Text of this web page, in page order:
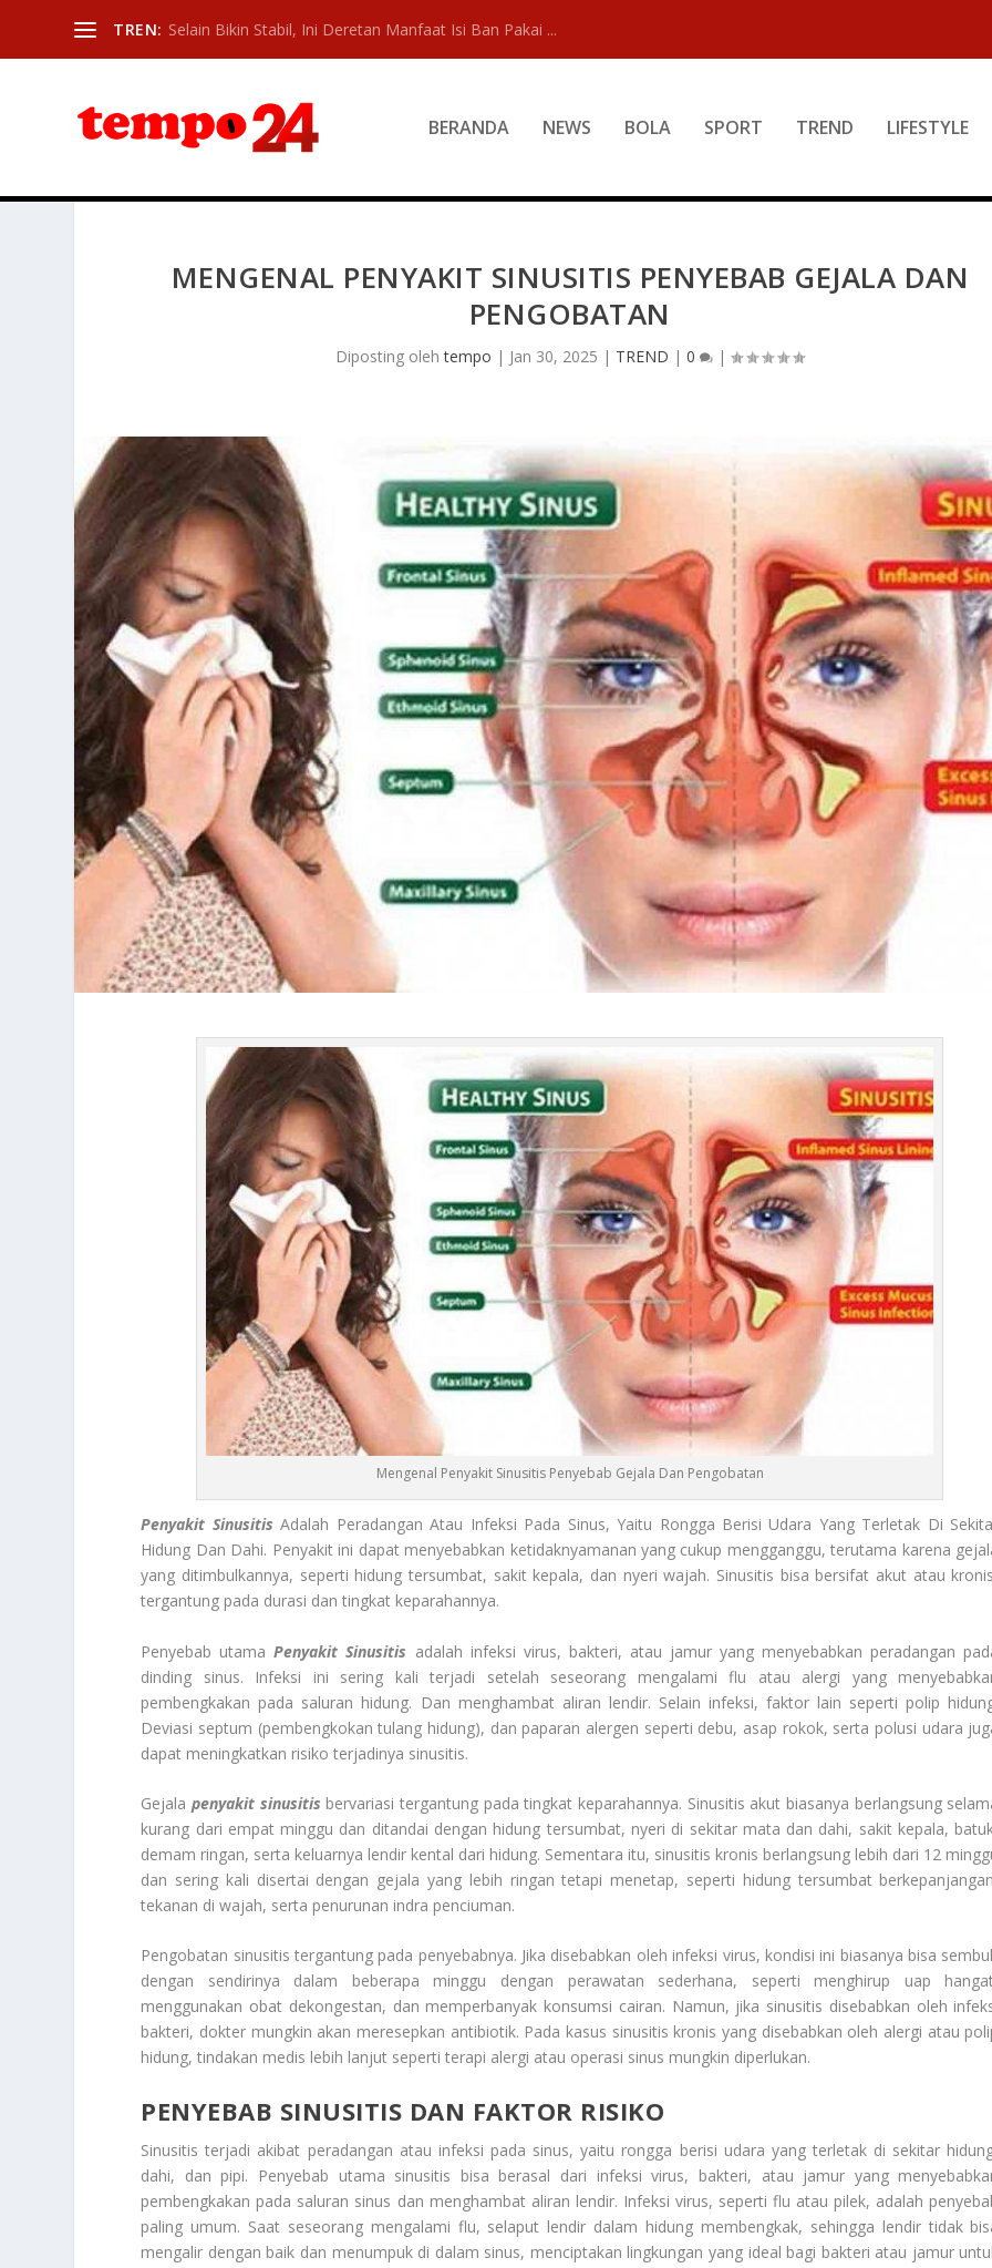
TREN: Selain Bikin Stabil, Ini Deretan Manfaat Isi Ban Pakai ...
BERANDA NEWS BOLA SPORT TREND LIFESTYLE
MENGENAL PENYAKIT SINUSITIS PENYEBAB GEJALA DAN
PENGOBATAN
Diposting olehtempo | Jan 30, 2025 | TREND |0 |
Mengenal Penyakit Sinusitis Penyebab Gejala Dan Pengobatan
Penyakit Sinusitis Adalah Peradangan Atau Infeksi Pada Sinus, Yaitu Rongga Berisi Udara Yang Terletak Di
Hidung Dan Dahi. Penyakit ini dapat menyebabkan ketidaknyamanan yang cukup mengganggu, terutama karena
yang ditimbulkannya, seperti hidung tersumbat, sakit kepala, dan nyeri wajah. Sinusitis bisa bersifat akut atau
tergantung pada durasi dan tingkat keparahannya.
Penyebab utamaPenyakit Sinusitis adalah infeksi virus, bakteri, atau jamur yang menyebabkan peradangan
dinding sinus. Infeksi ini sering kali terjadi setelah seseorang mengalami flu atau alergi yang
pembengkakan pada saluran hidung. Dan menghambat aliran lendir. Selain infeksi, faktor lain seperti polip
Deviasi septum (pembengkokan tulang hidung), dan paparan alergen seperti debu, asap rokok, serta polusi udara
dapat meningkatkan risiko terjadinya sinusitis.
Gejala penyakit sinusitis bervariasi tergantung pada tingkat keparahannya. Sinusitis akut biasanya berlangsung
kurang dari empat minggu dan ditandai dengan hidung tersumbat, nyeri di sekitar mata dan dahi, sakit kepala,
demam ringan, serta keluarnya lendir kental dari hidung. Sementara itu, sinusitis kronis berlangsung lebih dari 12
dan sering kali disertai dengan gejala yang lebih ringan tetapi menetap, seperti hidung tersumbat
tekanan di wajah, serta penurunan indra penciuman.
Pengobatan sinusitis tergantung pada penyebabnya. Jika disebabkan oleh infeksi virus, kondisi ini biasanya bisa
dengan sendirinya dalam beberapa minggu dengan perawatan sederhana, seperti menghirup uap
menggunakan obat dekongestan, dan memperbanyak konsumsi cairan. Namun, jika sinusitis disebabkan oleh
bakteri, dokter mungkin akan meresepkan antibiotik. Pada kasus sinusitis kronis yang disebabkan oleh alergi atau
hidung, tindakan medis lebih lanjut seperti terapi alergi atau operasi sinus mungkin diperlukan.
PENYEBAB SINUSITIS DAN FAKTOR RISIKO
Sinusitis terjadi akibat peradangan atau infeksi pada sinus, yaitu rongga berisi udara yang terletak di sekitar
dahi, dan pipi. Penyebab utama sinusitis bisa berasal dari infeksi virus, bakteri, atau jamur yang
pembengkakan pada saluran sinus dan menghambat aliran lendir. Infeksi virus, seperti flu atau pilek, adalah
paling umum. Saat seseorang mengalami flu, selaput lendir dalam hidung membengkak, sehingga lendir tidak
mengalir dengan baik dan menumpuk di dalam sinus, menciptakan lingkungan yang ideal bagi bakteri atau jamur